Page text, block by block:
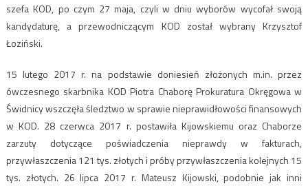
szefa KOD, po czym 27 maja, czyli w dniu wyborów wycofał swoją
kandydaturę, a przewodniczącym KOD został wybrany Krzysztof
Łoziński.
15 lutego 2017 r. na podstawie doniesień złożonych m.in. przez
ówczesnego skarbnika KOD Piotra Chaborę Prokuratura Okręgowa w
Świdnicy wszczęła śledztwo w sprawie nieprawidłowości finansowych
w KOD. 28 czerwca 2017 r. postawiła Kijowskiemu oraz Chaborze
zarzuty dotyczące poświadczenia nieprawdy w fakturach,
przywłaszczenia 121 tys. złotych i próby przywłaszczenia kolejnych 15
tys. złotych. 26 lipca 2017 r. Mateusz Kijowski, podobnie jak inni